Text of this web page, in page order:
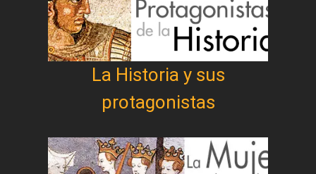
La Historia y sus
protagonistas